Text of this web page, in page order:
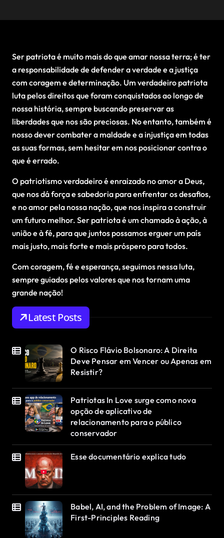
Ser patriota é muito mais do que amar nossa terra; é ter
a responsabilidade de defender a verdade e a justiça
com coragem e determinação. Um verdadeiro patriota
luta pelos direitos que foram conquistados ao longo de
nossa história, sempre buscando preservar as
liberdades que nos são preciosas. No entanto, também é
nosso dever combater a maldade e a injustiça em todas
as suas formas, sem hesitar em nos posicionar contra o
que é errado.
O patriotismo verdadeiro é enraizado no amor a Deus,
que nos dá força e sabedoria para enfrentar os desafios,
e no amor pela nossa nação, que nos inspira a construir
um futuro melhor. Ser patriota é um chamado à ação, à
união e à fé, para que juntos possamos erguer um país
mais justo, mais forte e mais próspero para todos.
Com coragem, fé e esperança, seguimos nessa luta,
sempre guiados pelos valores que nos tornam uma
grande nação!
Latest Posts
O Risco Flávio Bolsonaro: A Direita
Deve Pensar em Vencer ou Apenas em
Resistir?
Patriotas In Love surge como nova
opção de aplicativo de
relacionamento para o público
conservador
Esse documentário explica tudo
Babel, AI, and the Problem of Image: A
First-Principles Reading